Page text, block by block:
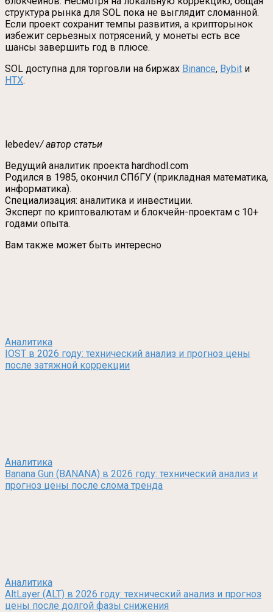
структура рынка для SOL пока не выглядит сломанной.
Если проект сохранит темпы развития, а крипторынок
избежит серьезных потрясений, у монеты есть все
шансы завершить год в плюсе.
SOL доступна для торговли на биржах Binance, Bybit и
HTX.
lebedev/ автор статьи
Ведущий аналитик проекта hardhodl.com
Родился в 1985, окончил СПбГУ (прикладная математика,
информатика).
Специализация: аналитика и инвестиции.
Эксперт по криптовалютам и блокчейн-проектам с 10+
годами опыта.
Вам также может быть интересно
Аналитика
IOST в 2026 году: технический анализ и прогноз цены
после затяжной коррекции
Аналитика
Banana Gun (BANANA) в 2026 году: технический анализ и
прогноз цены после слома тренда
Аналитика
AltLayer (ALT) в 2026 году: технический анализ и прогноз
цены после долгой фазы снижения